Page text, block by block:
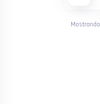
Mostrando